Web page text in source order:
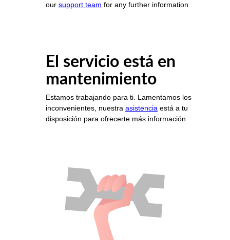
our support team for any further information
El servicio está en
mantenimiento
Estamos trabajando para ti. Lamentamos los
inconvenientes, nuestra asistencia está a tu
disposición para ofrecerte más información